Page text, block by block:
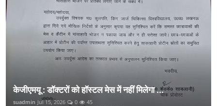
केजीएमयू : डॉक्टरों को हॉस्टल मेस में नहीं मिलेगा ...
suadmin Jul 15, 2026 0 45